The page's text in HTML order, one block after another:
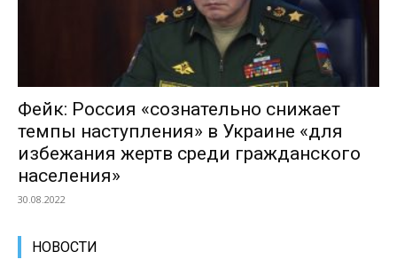
Фейк: Россия «сознательно снижает
темпы наступления» в Украине «для
избежания жертв среди гражданского
населения»
30.08.2022
НОВОСТИ